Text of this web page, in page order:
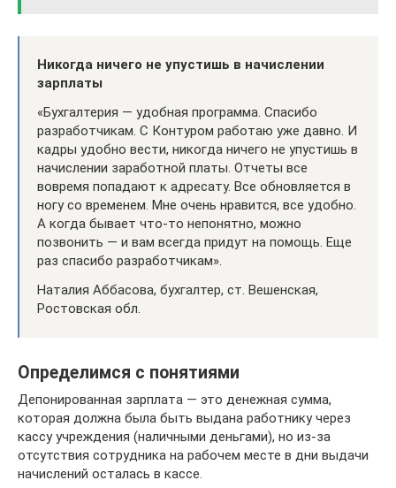
Никогда ничего не упустишь в начислении
зарплаты
«Бухгалтерия — удобная программа. Спасибо
разработчикам. С Контуром работаю уже давно. И
кадры удобно вести, никогда ничего не упустишь в
начислении заработной платы. Отчеты все
вовремя попадают к адресату. Все обновляется в
ногу со временем. Мне очень нравится, все удобно.
А когда бывает что-то непонятно, можно
позвонить — и вам всегда придут на помощь. Еще
раз спасибо разработчикам».
Наталия Аббасова, бухгалтер, ст. Вешенская,
Ростовская обл.
Определимся с понятиями
Депонированная зарплата — это денежная сумма,
которая должна была быть выдана работнику через
кассу учреждения (наличными деньгами), но из-за
отсутствия сотрудника на рабочем месте в дни выдачи
начислений осталась в кассе.